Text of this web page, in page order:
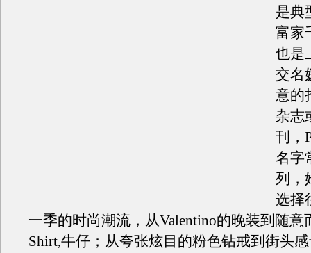
是典
富家
也是
交名
意的
杂志
刊，
名字
列，
选择
一季的时尚潮流，从Valentino的晚装到随意
Shirt,牛仔；从夸张炫目的粉色钻戒到街头